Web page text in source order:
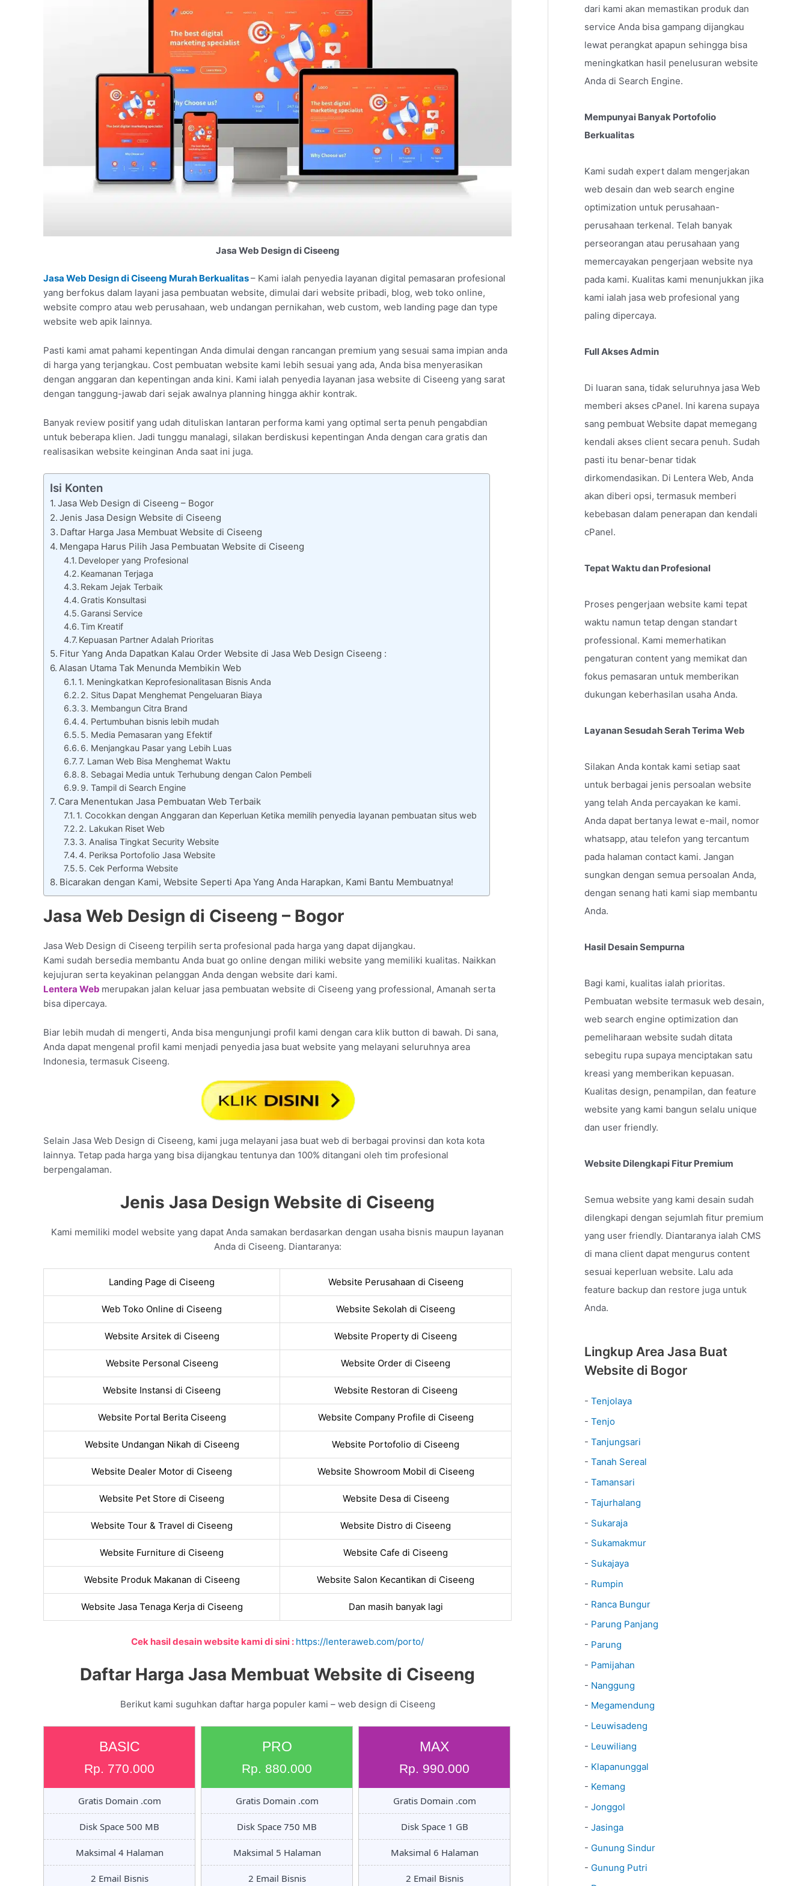
Jasa Web Design di Ciseeng
Jasa Web Design di Ciseeng Murah Berkualitas– Kami ialah penyedia layanan digital pemasaran profesional
yang berfokus dalam layani jasa pembuatan website, dimulai dari website pribadi, blog, web toko online,
website compro atau web perusahaan, web undangan pernikahan, web custom, web landing page dan type
website web apik lainnya.
Pasti kami amat pahami kepentingan Anda dimulai dengan rancangan premium yang sesuai sama impian anda
di harga yang terjangkau. Cost pembuatan website kami lebih sesuai yang ada, Anda bisa menyerasikan
dengan anggaran dan kepentingan anda kini. Kami ialah penyedia layanan jasa website di Ciseeng yang sarat
dengan tanggung-jawab dari sejak awalnya planning hingga akhir kontrak.
Banyak review positif yang udah dituliskan lantaran performa kami yang optimal serta penuh pengabdian
untuk beberapa klien. Jadi tunggu manalagi, silakan berdiskusi kepentingan Anda dengan cara gratis dan
realisasikan website keinginan Anda saat ini juga.
Isi Konten
Jasa Web Design di Ciseeng – Bogor
Jenis Jasa Design Website di Ciseeng
Daftar Harga Jasa Membuat Website di Ciseeng
Mengapa Harus Pilih Jasa Pembuatan Website di Ciseeng
Developer yang Profesional
Keamanan Terjaga
Rekam Jejak Terbaik
Gratis Konsultasi
Garansi Service
Tim Kreatif
Kepuasan Partner Adalah Prioritas
Fitur Yang Anda Dapatkan Kalau Order Website di Jasa Web Design Ciseeng :
Alasan Utama Tak Menunda Membikin Web
1. Meningkatkan Keprofesionalitasan Bisnis Anda
2. Situs Dapat Menghemat Pengeluaran Biaya
3. Membangun Citra Brand
4. Pertumbuhan bisnis lebih mudah
5. Media Pemasaran yang Efektif
6. Menjangkau Pasar yang Lebih Luas
7. Laman Web Bisa Menghemat Waktu
8. Sebagai Media untuk Terhubung dengan Calon Pembeli
9. Tampil di Search Engine
Cara Menentukan Jasa Pembuatan Web Terbaik
1. Cocokkan dengan Anggaran dan Keperluan Ketika memilih penyedia layanan pembuatan situs web
2. Lakukan Riset Web
3. Analisa Tingkat Security Website
4. Periksa Portofolio Jasa Website
5. Cek Performa Website
Bicarakan dengan Kami, Website Seperti Apa Yang Anda Harapkan, Kami Bantu Membuatnya!
Jasa Web Design di Ciseeng – Bogor
Jasa Web Design di Ciseeng terpilih serta profesional pada harga yang dapat dijangkau.
Kami sudah bersedia membantu Anda buat go online dengan miliki website yang memiliki kualitas. Naikkan
kejujuran serta keyakinan pelanggan Anda dengan website dari kami.
Lentera Web merupakan jalan keluar jasa pembuatan website di Ciseeng yang professional, Amanah serta
bisa dipercaya.
Biar lebih mudah di mengerti, Anda bisa mengunjungi profil kami dengan cara klik button di bawah. Di sana,
Anda dapat mengenal profil kami menjadi penyedia jasa buat website yang melayani seluruhnya area
Indonesia, termasuk Ciseeng.
Selain Jasa Web Design di Ciseeng, kami juga melayani jasa buat web di berbagai provinsi dan kota kota
lainnya. Tetap pada harga yang bisa dijangkau tentunya dan 100% ditangani oleh tim profesional
berpengalaman.
Jenis Jasa Design Website di Ciseeng
Kami memiliki model website yang dapat Anda samakan berdasarkan dengan usaha bisnis maupun layanan
Anda di Ciseeng. Diantaranya:
Landing Page di Ciseeng Website Perusahaan di Ciseeng
Web Toko Online di Ciseeng Website Sekolah di Ciseeng
Website Arsitek di Ciseeng Website Property di Ciseeng
Website Personal Ciseeng Website Order di Ciseeng
Website Instansi di Ciseeng Website Restoran di Ciseeng
Website Portal Berita Ciseeng Website Company Profile di Ciseeng
Website Undangan Nikah di Ciseeng Website Portofolio di Ciseeng
Website Dealer Motor di Ciseeng Website Showroom Mobil di Ciseeng
Website Pet Store di Ciseeng Website Desa di Ciseeng
Website Tour & Travel di Ciseeng Website Distro di Ciseeng
Website Furniture di Ciseeng Website Cafe di Ciseeng
Website Produk Makanan di Ciseeng Website Salon Kecantikan di Ciseeng
Website Jasa Tenaga Kerja di Ciseeng Dan masih banyak lagi
Cek hasil desain website kami di sini : https://lenteraweb.com/porto/
Daftar Harga Jasa Membuat Website di Ciseeng
Berikut kami suguhkan daftar harga populer kami – web design di Ciseeng
BASIC
Rp. 770.000
Gratis Domain .com
Disk Space 500 MB
Maksimal 4 Halaman
2 Email Bisnis
PRO
Rp. 880.000
Gratis Domain .com
Disk Space 750 MB
Maksimal 5 Halaman
2 Email Bisnis
MAX
Rp. 990.000
Gratis Domain .com
Disk Space 1 GB
Maksimal 6 Halaman
2 Email Bisnis
dari kami akan memastikan produk dan
service Anda bisa gampang dijangkau
lewat perangkat apapun sehingga bisa
meningkatkan hasil penelusuran website
Anda di Search Engine.
Mempunyai Banyak Portofolio
Berkualitas
Kami sudah expert dalam mengerjakan
web desain dan web search engine
optimization untuk perusahaan-
perusahaan terkenal. Telah banyak
perseorangan atau perusahaan yang
memercayakan pengerjaan website nya
pada kami. Kualitas kami menunjukkan jika
kami ialah jasa web profesional yang
paling dipercaya.
Full Akses Admin
Di luaran sana, tidak seluruhnya jasa Web
memberi akses cPanel. Ini karena supaya
sang pembuat Website dapat memegang
kendali akses client secara penuh. Sudah
pasti itu benar-benar tidak
dirkomendasikan. Di Lentera Web, Anda
akan diberi opsi, termasuk memberi
kebebasan dalam penerapan dan kendali
cPanel.
Tepat Waktu dan Profesional
Proses pengerjaan website kami tepat
waktu namun tetap dengan standart
professional. Kami memerhatikan
pengaturan content yang memikat dan
fokus pemasaran untuk memberikan
dukungan keberhasilan usaha Anda.
Layanan Sesudah Serah Terima Web
Silakan Anda kontak kami setiap saat
untuk berbagai jenis persoalan website
yang telah Anda percayakan ke kami.
Anda dapat bertanya lewat e-mail, nomor
whatsapp, atau telefon yang tercantum
pada halaman contact kami. Jangan
sungkan dengan semua persoalan Anda,
dengan senang hati kami siap membantu
Anda.
Hasil Desain Sempurna
Bagi kami, kualitas ialah prioritas.
Pembuatan website termasuk web desain,
web search engine optimization dan
pemeliharaan website sudah ditata
sebegitu rupa supaya menciptakan satu
kreasi yang memberikan kepuasan.
Kualitas design, penampilan, dan feature
website yang kami bangun selalu unique
dan user friendly.
Website Dilengkapi Fitur Premium
Semua website yang kami desain sudah
dilengkapi dengan sejumlah fitur premium
yang user friendly. Diantaranya ialah CMS
di mana client dapat mengurus content
sesuai keperluan website. Lalu ada
feature backup dan restore juga untuk
Anda.
Lingkup Area Jasa Buat
Website di Bogor
- Tenjolaya
- Tenjo
- Tanjungsari
- Tanah Sereal
- Tamansari
- Tajurhalang
- Sukaraja
- Sukamakmur
- Sukajaya
- Rumpin
- Ranca Bungur
- Parung Panjang
- Parung
- Pamijahan
- Nanggung
- Megamendung
- Leuwisadeng
- Leuwiliang
- Klapanunggal
- Kemang
- Jonggol
- Jasinga
- Gunung Sindur
- Gunung Putri